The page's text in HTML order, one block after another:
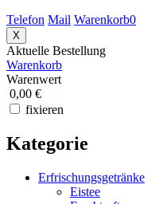
Telefon Mail Warenkorb0
X
Aktuelle Bestellung
Warenkorb
Warenwert
0,00 €
fixieren
Kategorie
Erfrischungsgetränke
Eistee